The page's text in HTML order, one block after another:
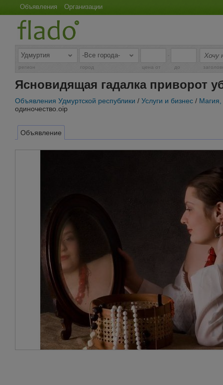
Объявления Организации
-
регион город цена от до
Ясновидящая гадалка приворот
Объявления Удмуртской республики / Услуги и бизнес / Магия,
одиночество.oip
Объявление